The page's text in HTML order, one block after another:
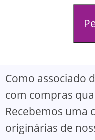
Como associado
com compras
Recebemos uma
originárias de